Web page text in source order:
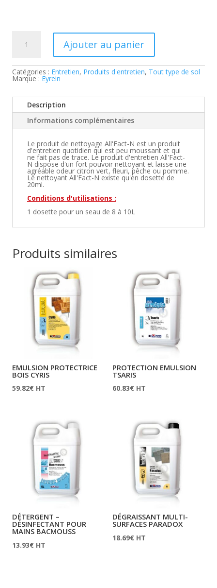
Nettoyant
N
Ajouter au panier
Catégories : Entretien, Produits d'entretien, Tout type de sol
Marque : Eyrein
Description
Informations complémentaires
Le produit de nettoyage All'Fact-N est un produit
d'entretien quotidien qui est peu moussant et qui
ne fait pas de trace. Le produit d'entretien All'Fact-
N dispose d'un fort pouvoir nettoyant et laisse une
agréable odeur citron vert, fleuri, pêche ou pomme.
Le nettoyant All'Fact-N existe qu'en dosette de
20ml.
Conditions d'utilisations :
1 dosette pour un seau de 8 à 10L
Produits similaires
EMULSION PROTECTRICE
BOIS CYRIS
59.82€ HT
PROTECTION EMULSION
TSARIS
60.83€ HT
DÉTERGENT –
DÉSINFECTANT POUR
MAINS BACMOUSS
13.93€ HT
DÉGRAISSANT MULTI-
SURFACES PARADOX
18.69€ HT